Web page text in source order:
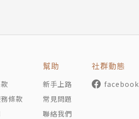
條款
幫助
新手上路
常見問題
聯絡我們
社群動態
facebook